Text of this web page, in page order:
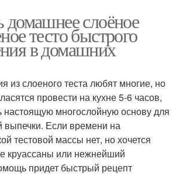
домашнее слоёное
тесто быстрого
в домашних
из слоеного теста любят многие, но
провести на кухне 5-6 часов,
настоящую многослойную основу для
выпечки. Если времени на
тестовой массы нет, но хочется
круассаны или нежнейший
придет быстрый рецепт